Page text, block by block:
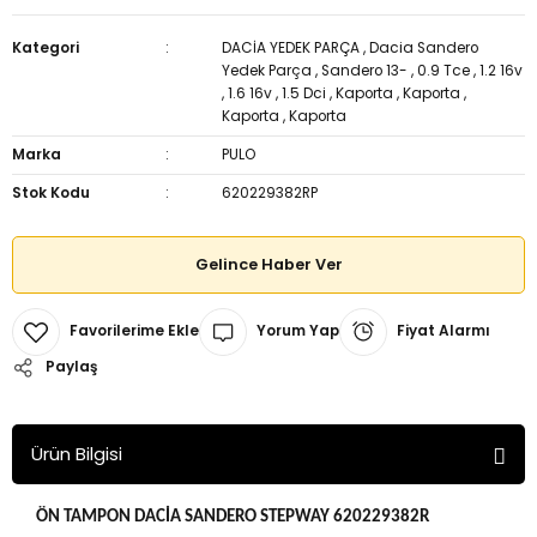
Kategori DACİA YEDEK PARÇA ,Dacia Sandero
Yedek Parça ,Sandero 13- ,0.9 Tce ,1.2 16v
,1.6 16v ,1.5 Dci ,Kaporta ,Kaporta ,
Kaporta ,Kaporta
Marka
PULO
Stok Kodu
620229382RP
Gelince Haber Ver
Yorum Yap
Fiyat Alarmı
Paylaş
Ürün Bilgisi
ÖN TAMPON DACİA SANDERO STEPWAY 620229382R